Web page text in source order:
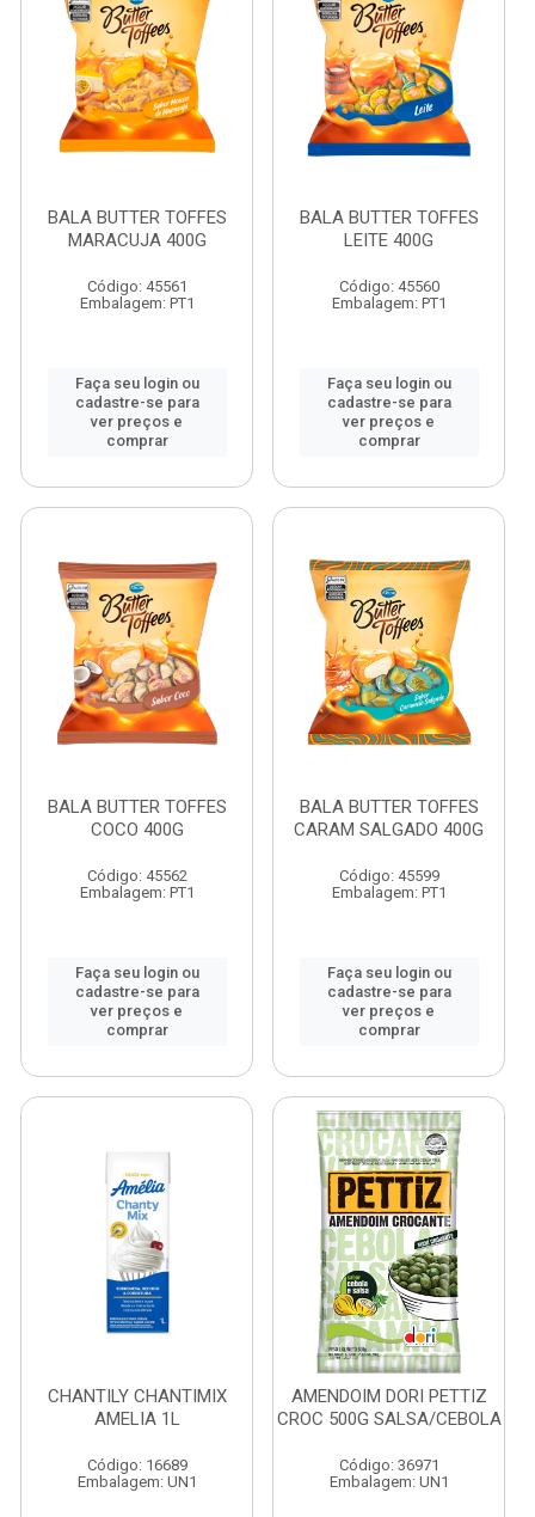
BALA BUTTER TOFFES
MARACUJA 400G
Código: 45561
Embalagem: PT1
Faça seu login ou
cadastre-se para
ver preços e
comprar
BALA BUTTER TOFFES
LEITE 400G
Código: 45560
Embalagem: PT1
Faça seu login ou
cadastre-se para
ver preços e
comprar
BALA BUTTER TOFFES
COCO 400G
Código: 45562
Embalagem: PT1
Faça seu login ou
cadastre-se para
ver preços e
comprar
BALA BUTTER TOFFES
CARAM SALGADO 400G
Código: 45599
Embalagem: PT1
Faça seu login ou
cadastre-se para
ver preços e
comprar
CHANTILY CHANTIMIX
AMELIA 1L
Código: 16689
Embalagem: UN1
AMENDOIM DORI PETTIZ
CROC 500G SALSA/CEBOLA
Código: 36971
Embalagem: UN1